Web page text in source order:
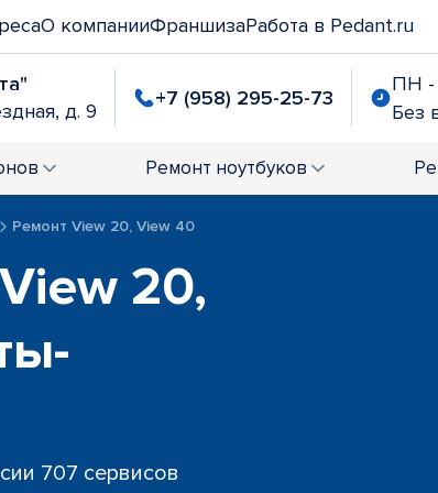
О компанииФраншизаРабота в Pedant.ru
д. 9
+7 (958) 295-25-73
ПН -
Без
Ремонт ноутбуков
Ремонт View 20, View 40
20,
707 сервисов